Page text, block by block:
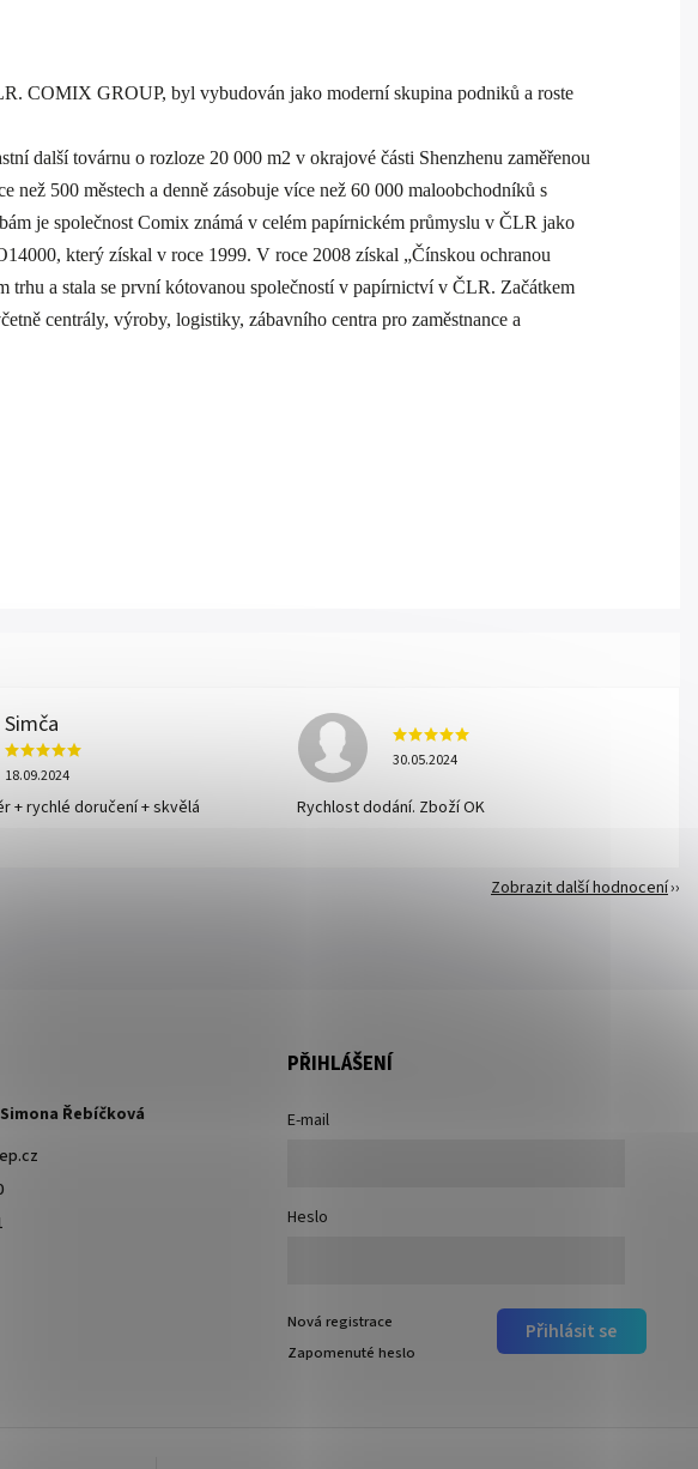
COMIX GROUP, byl vybudován jako moderní skupina podniků a roste
další továrnu o rozloze 20 000 m2 v okrajové části Shenzhenu zaměřenou
500 městech a denně zásobuje více než 60 000 maloobchodníků s
je společnost Comix známá v celém papírnickém průmyslu v ČLR jako
který získal v roce 1999. V roce 2008 získal „Čínskou ochranou
trhu a stala se první kótovanou společností v papírnictví v ČLR. Začátkem
centrály, výroby, logistiky, zábavního centra pro zaměstnance a
Simča
18.09.2024
+ rychlé doručení + skvělá
30.05.2024
Rychlost dodání. Zboží OK
Zobrazit další hodnocení
Řebíčková
PŘIHLÁŠENÍ
E-mail
Heslo
Přihlásit se
Nová registrace
Zapomenuté heslo